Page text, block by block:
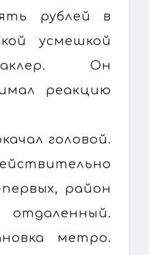
рублей в
усмешкой
Он
реакцию
головой.
район
метро.